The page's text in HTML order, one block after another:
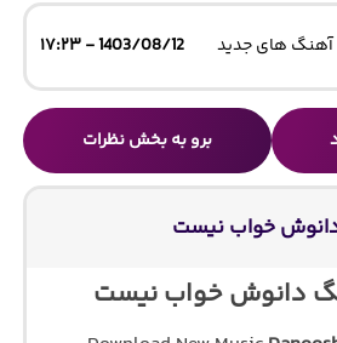
آهنگ های جدید 1403/08/12 - ۱۷:۲۳
برو به بخش نظرات
خواب نیست
دانوش خواب نیست